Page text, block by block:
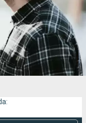
Compañías